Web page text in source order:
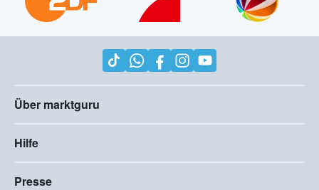
Über marktguru
Hilfe
Presse